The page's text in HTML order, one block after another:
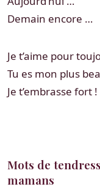
Demain encore …
Je t’aime pour
Tu es mon plus
Je t’embrasse fort !
Mots de
mamans